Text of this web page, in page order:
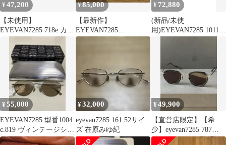
¥47,200
【未使用】
EYEVAN7285 718e カラ
¥85,000
【最新作】
EYEVAN7285
model:1196-1 col:827
¥ 72,880
(新品/未使
用)EYEVAN7285 1011
¥55,000
EYEVAN7285 型番1004
c.819 ヴィンテージシル
バー
¥32,000
eyevan7285 161 52サイ
ズ 在原みゆ紀
¥49,900
【直営店限定】【希
少】eyevan7285 787
100902 45□24